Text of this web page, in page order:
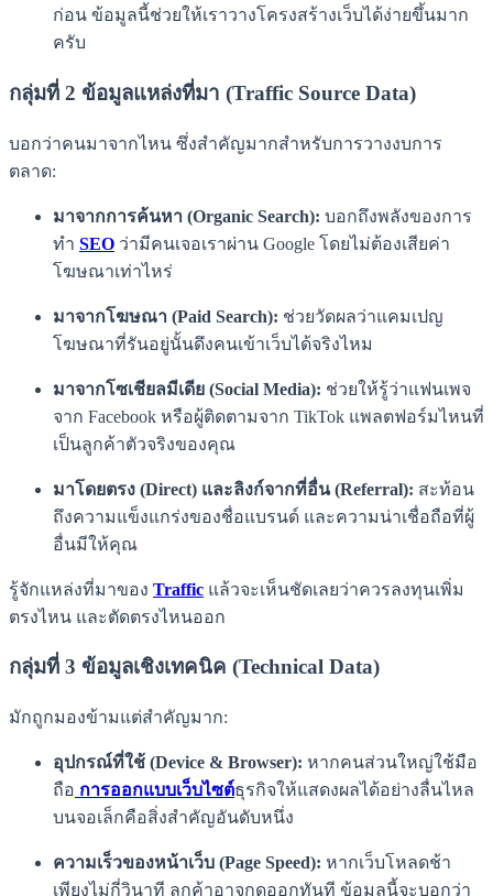
ก่อน ข้อมูลนี้ช่วยให้เราวางโครงสร้างเว็บได้ง่ายขึ้นมาก
ครับ
กลุ่มที่ 2 ข้อมูลแหล่งที่มา (Traffic Source Data)
บอกว่าคนมาจากไหน ซึ่งสำคัญมากสำหรับการวางงบการ
ตลาด:
มาจากการค้นหา (Organic Search): บอกถึงพลังของการ
ทำ SEO ว่ามีคนเจอเราผ่าน Google โดยไม่ต้องเสียค่า
โฆษณาเท่าไหร่
มาจากโฆษณา (Paid Search): ช่วยวัดผลว่าแคมเปญ
โฆษณาที่รันอยู่นั้นดึงคนเข้าเว็บได้จริงไหม
มาจากโซเชียลมีเดีย (Social Media): ช่วยให้รู้ว่าแฟนเพจ
จาก Facebook หรือผู้ติดตามจาก TikTok แพลตฟอร์มไหนที่
เป็นลูกค้าตัวจริงของคุณ
มาโดยตรง (Direct) และลิงก์จากที่อื่น (Referral): สะท้อน
ถึงความแข็งแกร่งของชื่อแบรนด์ และความน่าเชื่อถือที่ผู้
อื่นมีให้คุณ
รู้จักแหล่งที่มาของ Traffic แล้วจะเห็นชัดเลยว่าควรลงทุนเพิ่ม
ตรงไหน และตัดตรงไหนออก
กลุ่มที่ 3 ข้อมูลเชิงเทคนิค (Technical Data)
มักถูกมองข้ามแต่สำคัญมาก:
อุปกรณ์ที่ใช้ (Device & Browser): หากคนส่วนใหญ่ใช้มือ
ถือ การออกแบบเว็บไซต์ธุรกิจให้แสดงผลได้อย่างลื่นไหล
บนจอเล็กคือสิ่งสำคัญอันดับหนึ่ง
ความเร็วของหน้าเว็บ (Page Speed): หากเว็บโหลดช้า
เพียงไม่กี่วินาที ลูกค้าอาจกดออกทันที ข้อมูลนี้จะบอกว่า